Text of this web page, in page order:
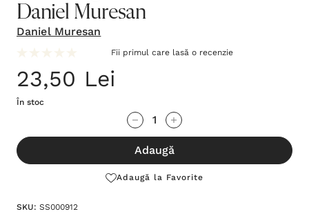
Daniel Muresan
Daniel Muresan
Fii primul care lasă o recenzie
23,50 Lei
În stoc
te!
Stocul
Adaugă
Adaugă la Favorite
SKU: SS000912